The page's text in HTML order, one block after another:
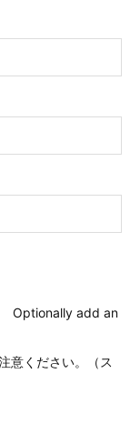
Optionally add an
意ください。（ス